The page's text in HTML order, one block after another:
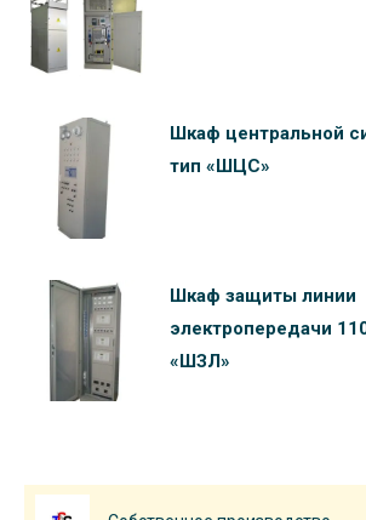
Шкаф центральной
тип «ШЦС»
Шкаф защиты линии
электропередачи
«ШЗЛ»